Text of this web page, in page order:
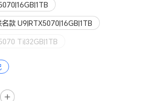
名款 U9|RTX5070|16GB|1TB
Ti|32GB|1TB